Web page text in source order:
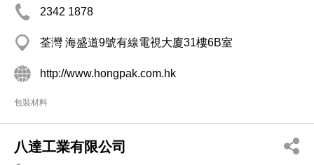
2342 1878
荃灣 海盛道9號有線電視大廈31樓6B室
http://www.hongpak.com.hk
包裝材料
八達工業有限公司